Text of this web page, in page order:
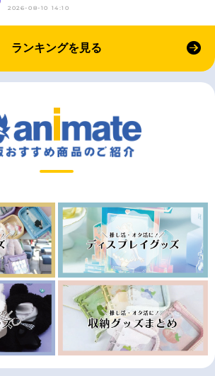
2026-08-10 14:10
ランキングを見る